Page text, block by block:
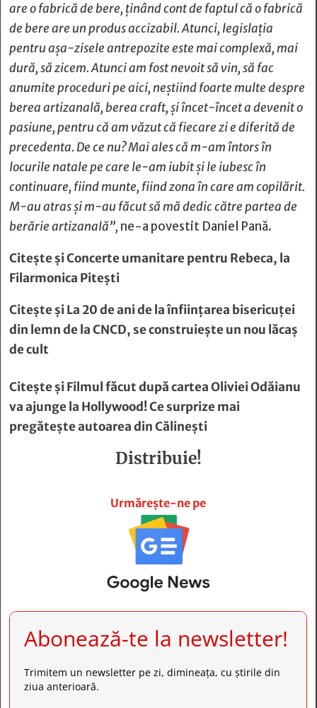
are o fabrică de bere, ținând cont de faptul că o fabrică
de bere are un produs accizabil. Atunci, legislația
pentru așa-zisele antrepozite este mai complexă, mai
dură, să zicem. Atunci am fost nevoit să vin, să fac
anumite proceduri pe aici, neștiind foarte multe despre
berea artizanală, berea craft, și încet-încet a devenit o
pasiune, pentru că am văzut că fiecare zi e diferită de
precedenta. De ce nu? Mai ales că m-am întors în
locurile natale pe care le-am iubit și le iubesc în
continuare, fiind munte, fiind zona în care am copilărit.
M-au atras și m-au făcut să mă dedic către partea de
berărie artizanală”, ne-a povestit Daniel Pană.
Citește șiConcerte umanitare pentru Rebeca, la
Filarmonica Pitești
Citește șiLa 20 de ani de la înfiinţarea bisericuţei
din lemn de la CNCD, se construieşte un nou lăcaş
de cult
Citește șiFilmul făcut după cartea Oliviei Odăianu
va ajunge la Hollywood! Ce surprize mai
pregăteşte autoarea din Călineşti
Distribuie!
Urmărește-ne pe
Abonează-te la newsletter!
Trimitem un newsletter pe zi, dimineața, cu știrile din
ziua anterioară.